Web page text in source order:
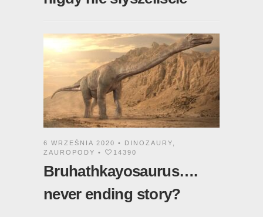
6 WRZEŚNIA 2020 • DINOZAURY
ZAUROPODY • 14390
Bruhathkayosaurus….
never ending story?